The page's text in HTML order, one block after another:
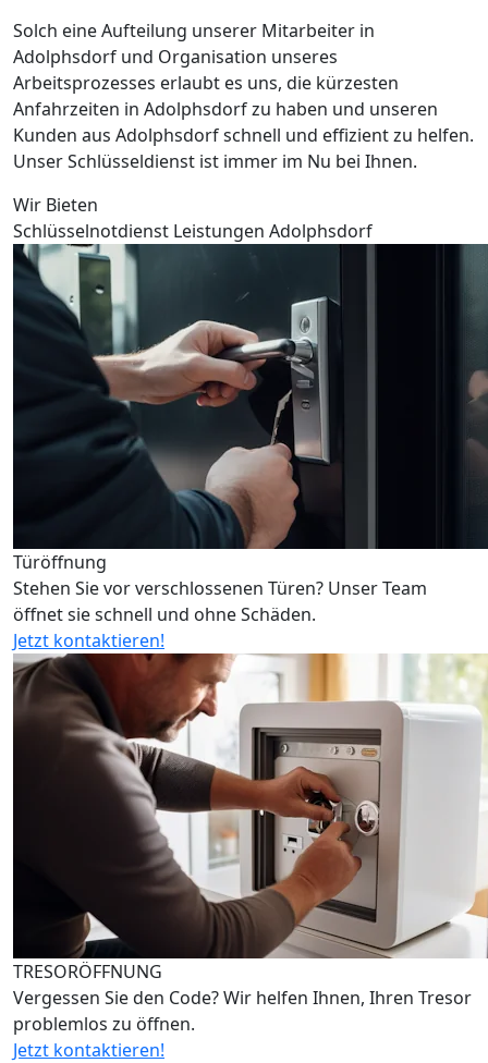
Solch eine Aufteilung unserer Mitarbeiter in
Adolphsdorf und Organisation unseres
Arbeitsprozesses erlaubt es uns, die kürzesten
Anfahrzeiten in Adolphsdorf zu haben und unseren
Kunden aus Adolphsdorf schnell und effizient zu helfen.
Unser Schlüsseldienst ist immer im Nu bei Ihnen.
Wir Bieten
Schlüsselnotdienst Leistungen Adolphsdorf
Türöffnung
Stehen Sie vor verschlossenen Türen? Unser Team
öffnet sie schnell und ohne Schäden.
Jetzt kontaktieren!
TRESORÖFFNUNG
Vergessen Sie den Code? Wir helfen Ihnen, Ihren Tresor
problemlos zu öffnen.
Jetzt kontaktieren!